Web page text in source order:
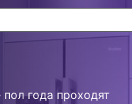
года проходят